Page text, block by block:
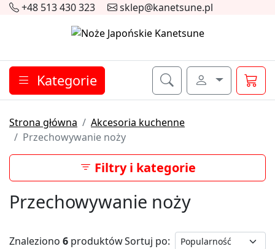
+48 513 430 323 sklep@kanetsune.pl
Kategorie
Strona główna
Akcesoria kuchenne
Przechowywanie noży
Filtry i kategorie
Przechowywanie noży
Znaleziono 6 produktówSortuj po: